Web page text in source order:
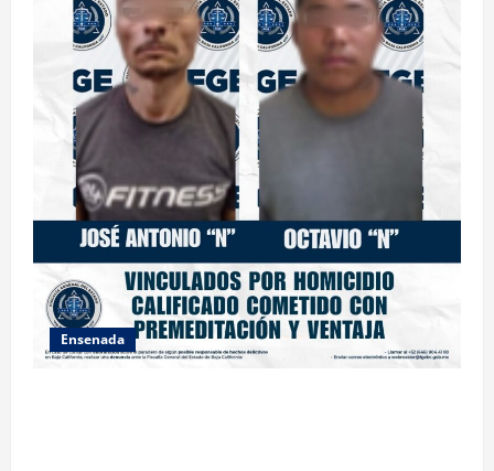
Ensenada